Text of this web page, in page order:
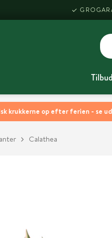
krukkerne op efter ferien - se
Calathea